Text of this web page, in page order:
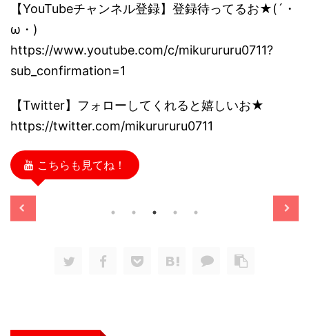
【YouTubeチャンネル登録】登録待ってるお★(´・
ω・)
https://www.youtube.com/c/mikurururu0711?
sub_confirmation=1
【Twitter】フォローしてくれると嬉しいお★
https://twitter.com/mikurururu0711
こちらも見てね！
11/13